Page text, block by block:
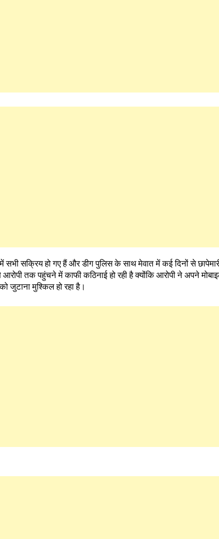
सक्रिय हो गए हैं और डीग पुलिस के साथ मेवात में कई दिनों से
तक पहुंचने में काफी कठिनाई हो रही है क्योंकि आरोपी ने अपने
जुटाना मुश्किल हो रहा है।